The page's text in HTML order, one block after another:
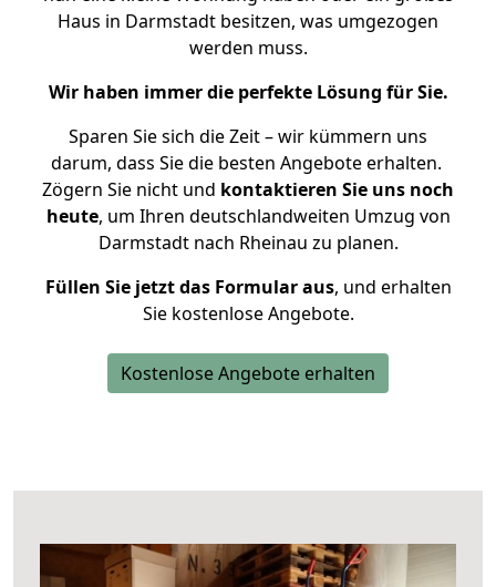
Haus in Darmstadt besitzen, was umgezogen
werden muss.
Wir haben immer die perfekte Lösung für Sie.
Sparen Sie sich die Zeit – wir kümmern uns
darum, dass Sie die besten Angebote erhalten.
Zögern Sie nicht und kontaktieren Sie uns noch
heute, um Ihren deutschlandweiten Umzug von
Darmstadt nach Rheinau zu planen.
Füllen Sie jetzt das Formular aus, und erhalten
Sie kostenlose Angebote.
Kostenlose Angebote erhalten